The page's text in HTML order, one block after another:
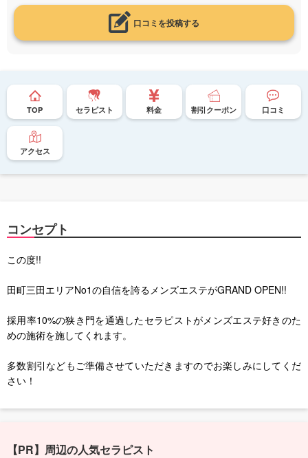
口コミを投稿する
TOP セラピスト 料金 割引クーポン 口コミ
アクセス
コンセプト
この度!!
田町三田エリアNo1の自信を誇るメンズエステがGRAND OPEN!!
採用率10%の狭き門を通過したセラピストがメンズエステ好きのた
めの施術を施してくれます。
多数割引などもご準備させていただきますのでお楽しみにしてくだ
さい！
【PR】周辺の人気セラピスト